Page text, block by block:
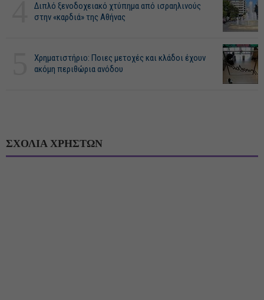
Διπλό ξενοδοχειακό χτύπημα από ισραηλινούς
στην «καρδιά» της Αθήνας
Χρηματιστήριο: Ποιες μετοχές και κλάδοι έχουν
ακόμη περιθώρια ανόδου
ΣΧΟΛΙΑ ΧΡΗΣΤΩΝ